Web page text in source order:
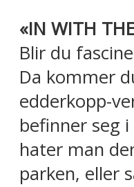
«IN WITH
Blir du
Da kommer
edderkopp-
befinner seg
hater man
parken, eller